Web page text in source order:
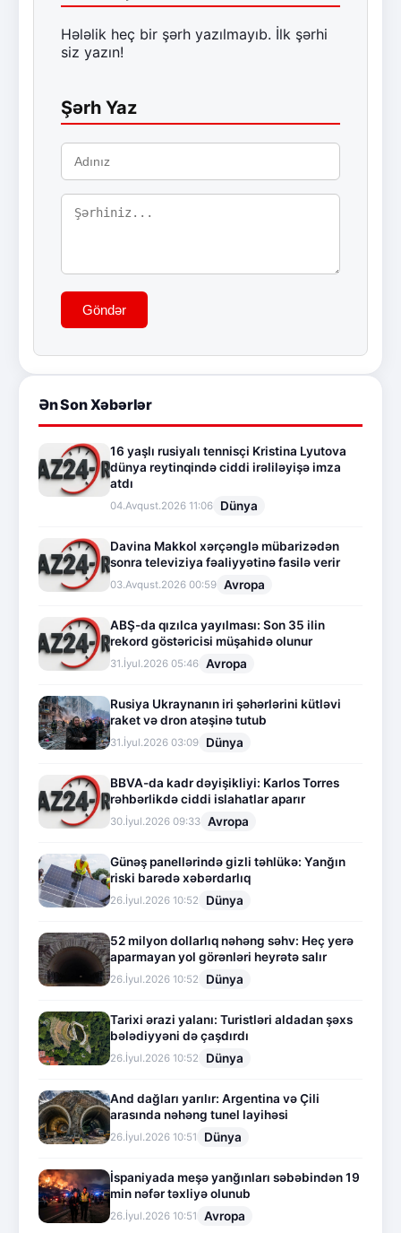
Hələlik heç bir şərh yazılmayıb. İlk şərhi
siz yazın!
Şərh Yaz
Göndər
Ən Son Xəbərlər
16 yaşlı rusiyalı tennisçi Kristina Lyutova
dünya reytinqində ciddi irəliləyişə imza
atdı
04.Avqust.2026 11:06 Dünya
Davina Makkol xərçənglə mübarizədən
sonra televiziya fəaliyyətinə fasilə verir
03.Avqust.2026 00:59 Avropa
ABŞ-da qızılca yayılması: Son 35 ilin
rekord göstəricisi müşahidə olunur
31.İyul.2026 05:46 Avropa
Rusiya Ukraynanın iri şəhərlərini kütləvi
raket və dron atəşinə tutub
31.İyul.2026 03:09 Dünya
BBVA-da kadr dəyişikliyi: Karlos Torres
rəhbərlikdə ciddi islahatlar aparır
30.İyul.2026 09:33 Avropa
Günəş panellərində gizli təhlükə: Yanğın
riski barədə xəbərdarlıq
26.İyul.2026 10:52 Dünya
52 milyon dollarlıq nəhəng səhv: Heç yerə
aparmayan yol görənləri heyrətə salır
26.İyul.2026 10:52 Dünya
Tarixi ərazi yalanı: Turistləri aldadan şəxs
bələdiyyəni də çaşdırdı
26.İyul.2026 10:52 Dünya
And dağları yarılır: Argentina və Çili
arasında nəhəng tunel layihəsi
26.İyul.2026 10:51 Dünya
İspaniyada meşə yanğınları səbəbindən 19
min nəfər təxliyə olunub
26.İyul.2026 10:51 Avropa